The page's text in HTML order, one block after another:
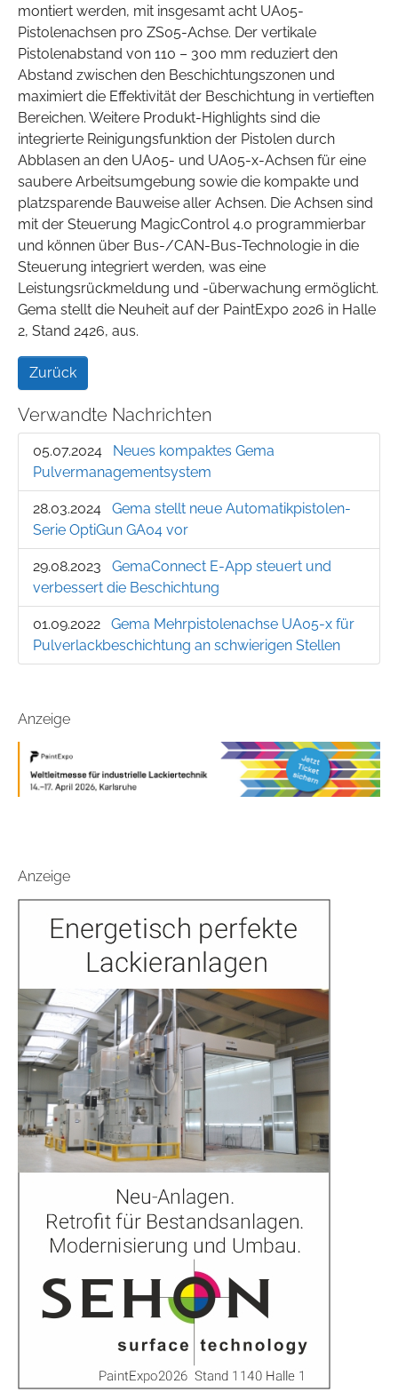
montiert werden, mit insgesamt acht UA05-
Pistolenachsen pro ZS05-Achse. Der vertikale
Pistolenabstand von 110 – 300 mm reduziert den
Abstand zwischen den Beschichtungszonen und
maximiert die Effektivität der Beschichtung in vertieften
Bereichen. Weitere Produkt-Highlights sind die
integrierte Reinigungsfunktion der Pistolen durch
Abblasen an den UA05- und UA05-x-Achsen für eine
saubere Arbeitsumgebung sowie die kompakte und
platzsparende Bauweise aller Achsen. Die Achsen sind
mit der Steuerung MagicControl 4.0 programmierbar
und können über Bus-/CAN-Bus-Technologie in die
Steuerung integriert werden, was eine
Leistungsrückmeldung und -überwachung ermöglicht.
Gema stellt die Neuheit auf der PaintExpo 2026 in Halle
2, Stand 2426, aus.
Zurück
Verwandte Nachrichten
05.07.2024
Neues kompaktes Gema
Pulvermanagementsystem
28.03.2024
Gema stellt neue Automatikpistolen-
Serie OptiGun GA04 vor
29.08.2023
GemaConnect E-App steuert und
verbessert die Beschichtung
01.09.2022
Gema Mehrpistolenachse UA05-x für
Pulverlackbeschichtung an schwierigen Stellen
Anzeige
Anzeige